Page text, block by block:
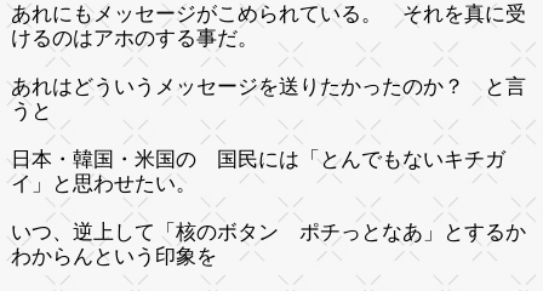
あれにもメッセージがこめられている。 それを真に受
けるのはアホのする事だ。
あれはどういうメッセージを送りたかったのか？ と言
うと
日本・韓国・米国の 国民には「とんでもないキチガ
イ」と思わせたい。
いつ、逆上して「核のボタン ポチっとなあ」とするか
わからんという印象を